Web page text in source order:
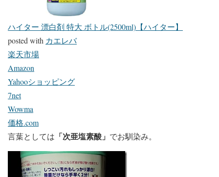
ハイター 漂白剤 特大 ボトル(2500ml)【ハイター】
posted with カエレバ
楽天市場
Amazon
Yahooショッピング
7net
Wowma
価格.com
言葉としては 「次亜塩素酸」 でお馴染み。